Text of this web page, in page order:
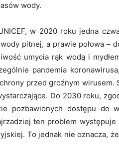
wody.
w 2020 roku jedna
pitnej, a prawie połowa –
umycia rąk wodą i
pandemia
przed groźnym wirusem.
Do 2030 roku,
pozbawionych dostępu do
ten problem występuje
To jednak nie oznacza,